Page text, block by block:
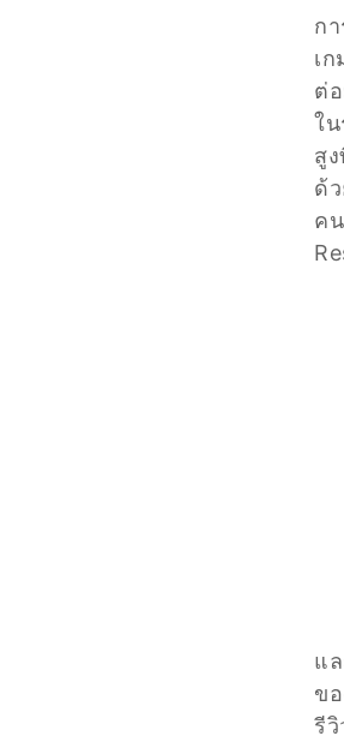
ก
เ
ต่
ใ
สู
ด้
ค
แ
ข
รี